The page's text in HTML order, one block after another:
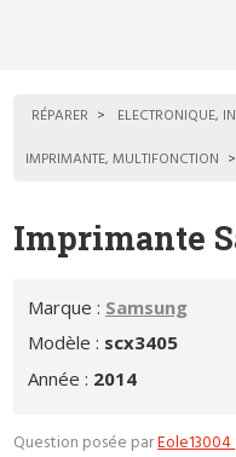
RÉPARER
ELECTRONIQUE,
IMPRIMANTE, MULTIFONCTION
Imprimante
Marque : Samsung
Modèle : scx3405
Année : 2014
Question posée parEole13004